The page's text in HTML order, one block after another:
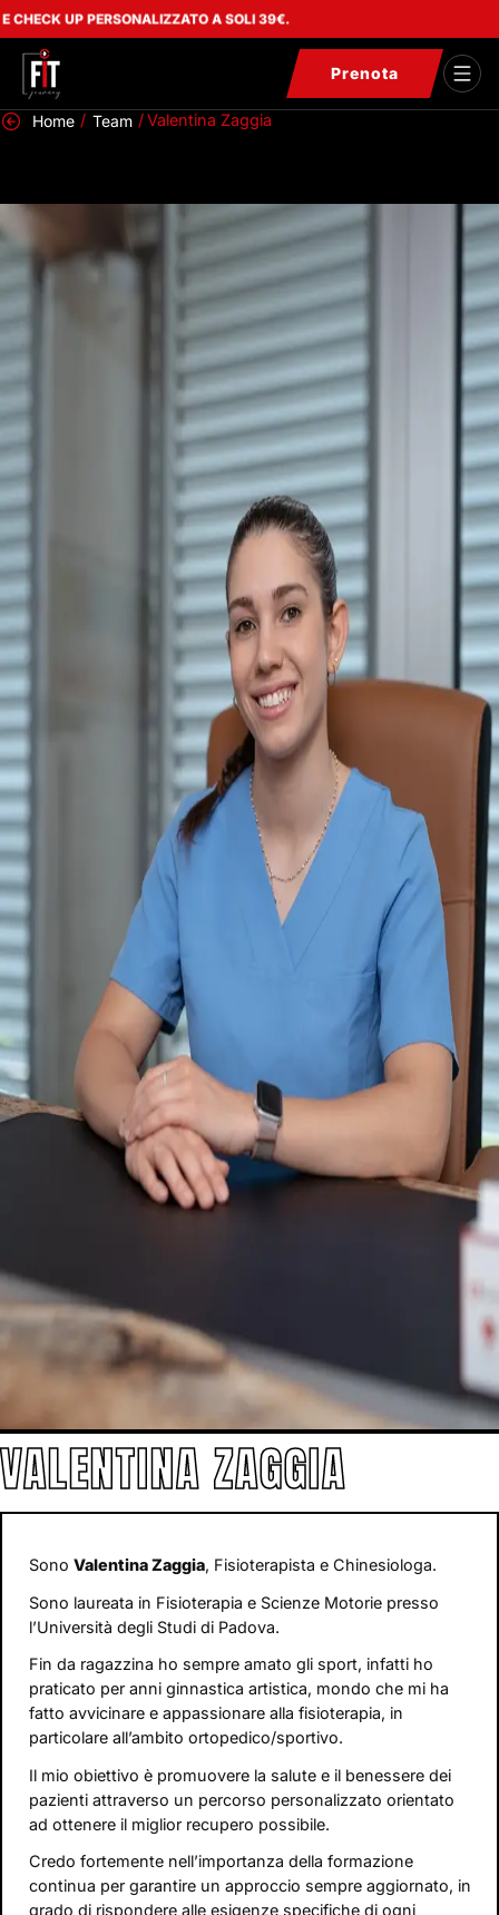
UP PERSONALIZZATO A SOLI 39€.
Prenota
Home / Team /Valentina Zaggia
VALENTINA ZAGGIA
Sono Valentina Zaggia, Fisioterapista e Chinesiologa.
Sono laureata in Fisioterapia e Scienze Motorie presso
l’Università degli Studi di Padova.
Fin da ragazzina ho sempre amato gli sport, infatti ho
praticato per anni ginnastica artistica, mondo che mi ha
fatto avvicinare e appassionare alla fisioterapia, in
particolare all’ambito ortopedico/sportivo.
Il mio obiettivo è promuovere la salute e il benessere dei
pazienti attraverso un percorso personalizzato orientato
ad ottenere il miglior recupero possibile.
Credo fortemente nell’importanza della formazione
continua per garantire un approccio sempre aggiornato, in
grado di rispondere alle esigenze specifiche di ogni